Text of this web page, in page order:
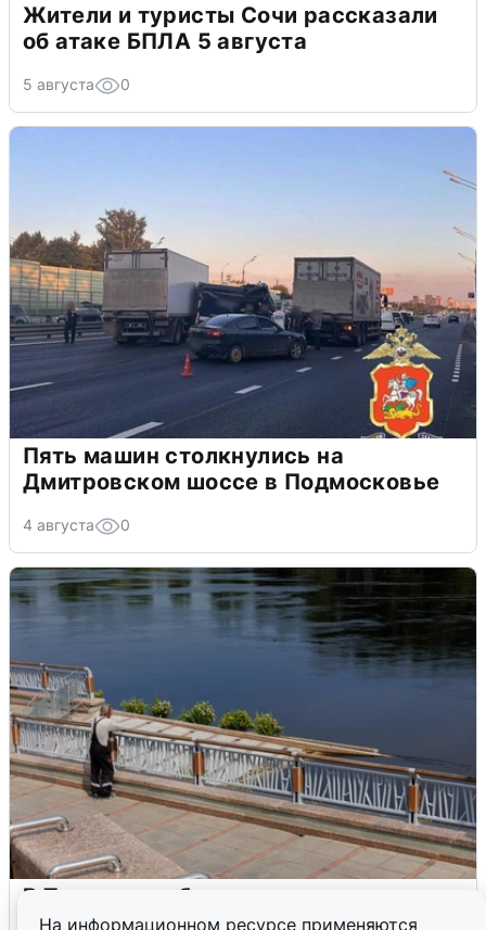
На информационном ресурсе применяются
Жители и туристы Сочи рассказали
об атаке БПЛА 5 августа
5 августа 0
Пять машин столкнулись на
Дмитровском шоссе в Подмосковье
4 августа 0
В Туре вода убывает, на других реках
области прибывает